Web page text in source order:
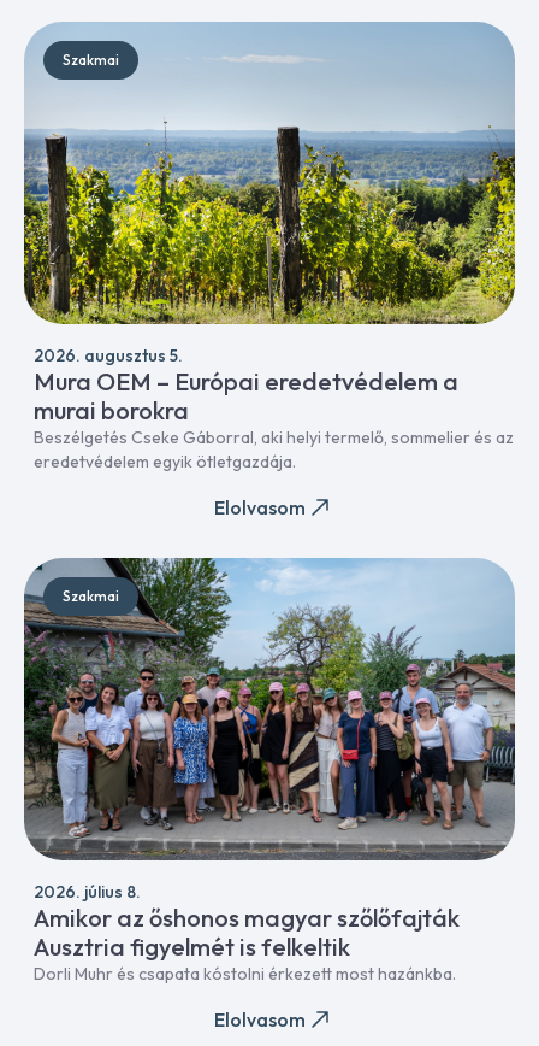
Szakmai
2026. augusztus 5.
Mura OEM – Európai eredetvédelem a
murai borokra
Beszélgetés Cseke Gáborral, aki helyi termelő, sommelier és az
eredetvédelem egyik ötletgazdája.
Elolvasom
Szakmai
2026. július 8.
Amikor az őshonos magyar szőlőfajták
Ausztria figyelmét is felkeltik
Dorli Muhr és csapata kóstolni érkezett most hazánkba.
Elolvasom